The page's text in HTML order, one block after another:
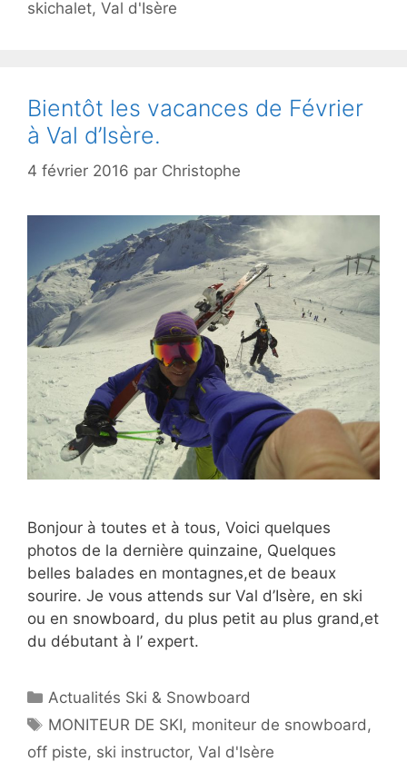
skichalet, Val d'Isère
Bientôt les vacances de Février
à Val d’Isère.
4 février 2016 par Christophe
Bonjour à toutes et à tous, Voici quelques
photos de la dernière quinzaine, Quelques
belles balades en montagnes,et de beaux
sourire. Je vous attends sur Val d’Isère, en ski
ou en snowboard, du plus petit au plus grand,et
du débutant à l’ expert.
Catégories
Actualités Ski & Snowboard
Étiquettes
MONITEUR DE SKI, moniteur de snowboard ,
off piste, ski instructor, Val d'Isère